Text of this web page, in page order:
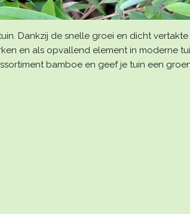
Dankzij de snelle groei en dicht
en als opvallend element in moderne
bamboe en geef je tuin een